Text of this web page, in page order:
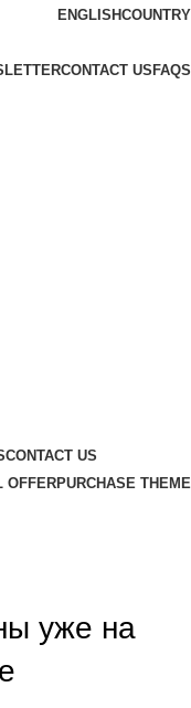
ENGLISHCOUNTRY
CONTACT US FAQS
CONTACT US
OFFERPURCHASE THEME
уже на